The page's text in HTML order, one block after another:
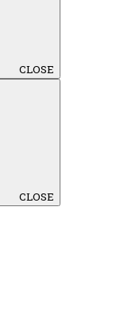
CLOSE
CLOSE